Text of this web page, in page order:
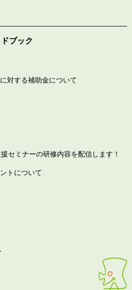
ブック
対する補助金について
セミナーの研修内容を配信します！
トについて